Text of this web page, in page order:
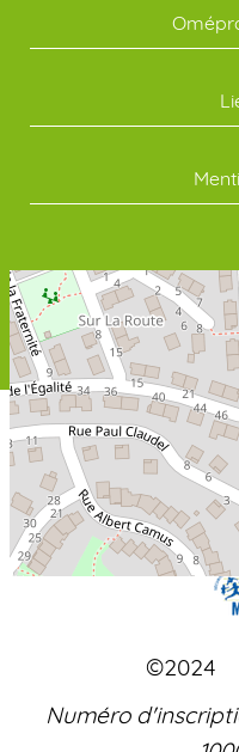
Liens Information
©2024
Numéro